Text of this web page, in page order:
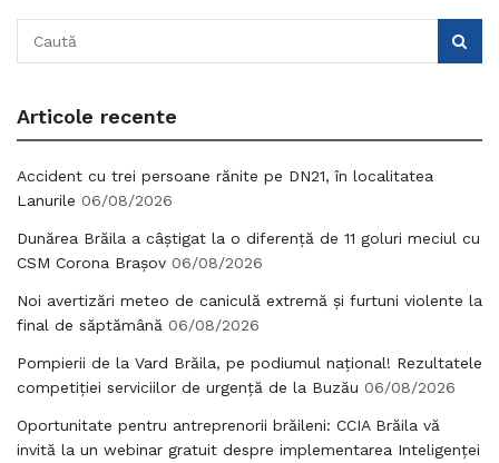
Articole recente
Accident cu trei persoane rănite pe DN21, în localitatea
Lanurile 06/08/2026
Dunărea Brăila a câștigat la o diferență de 11 goluri meciul cu
CSM Corona Brașov 06/08/2026
Noi avertizări meteo de caniculă extremă și furtuni violente la
final de săptămână 06/08/2026
Pompierii de la Vard Brăila, pe podiumul național! Rezultatele
competiției serviciilor de urgență de la Buzău 06/08/2026
Oportunitate pentru antreprenorii brăileni: CCIA Brăila vă
invită la un webinar gratuit despre implementarea Inteligenței